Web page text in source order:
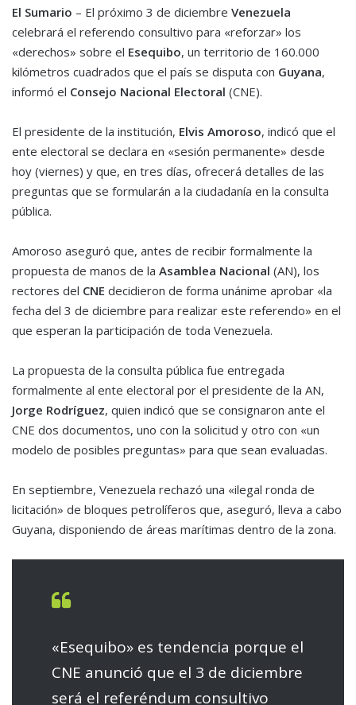
El Sumario – El próximo 3 de diciembre Venezuela
celebrará el referendo consultivo para «reforzar» los
«derechos» sobre el Esequibo, un territorio de 160.000
kilómetros cuadrados que el país se disputa con Guyana,
informó el Consejo Nacional Electoral (CNE).
El presidente de la institución, Elvis Amoroso, indicó que el
ente electoral se declara en «sesión permanente» desde
hoy (viernes) y que, en tres días, ofrecerá detalles de las
preguntas que se formularán a la ciudadanía en la consulta
pública.
Amoroso aseguró que, antes de recibir formalmente la
propuesta de manos de la Asamblea Nacional (AN), los
rectores del CNE decidieron de forma unánime aprobar «la
fecha del 3 de diciembre para realizar este referendo» en el
que esperan la participación de toda Venezuela.
La propuesta de la consulta pública fue entregada
formalmente al ente electoral por el presidente de la AN,
Jorge Rodríguez, quien indicó que se consignaron ante el
CNE dos documentos, uno con la solicitud y otro con «un
modelo de posibles preguntas» para que sean evaluadas.
En septiembre, Venezuela rechazó una «ilegal ronda de
licitación» de bloques petrolíferos que, aseguró, lleva a cabo
Guyana, disponiendo de áreas marítimas dentro de la zona.
«Esequibo» es tendencia porque el
CNE anunció que el 3 de diciembre
será el referéndum consultivo